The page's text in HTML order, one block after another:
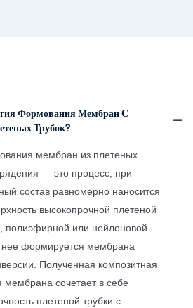
Формования Мембран С
Трубок?
мембран из плетеных
— это процесс, при
состав равномерно наносится
высокопрочной плетеной
полиэфирной или нейлоновой
нее формируется мембрана
Полученная композитная
мембрана сочетает в себе
плетеной трубки с